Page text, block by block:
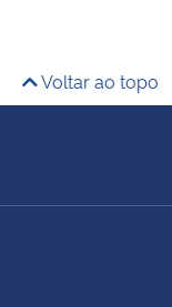
Voltar ao topo